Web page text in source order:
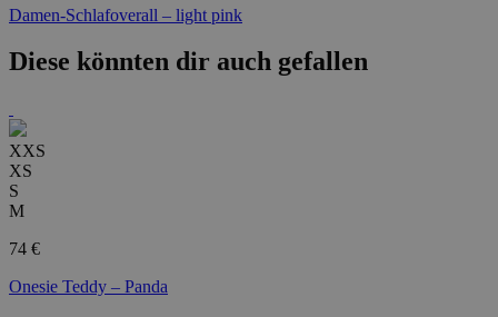
Damen-Schlafoverall – light pink
Diese könnten dir auch gefallen
XXS
XS
S
M
74 €
Onesie Teddy – Panda